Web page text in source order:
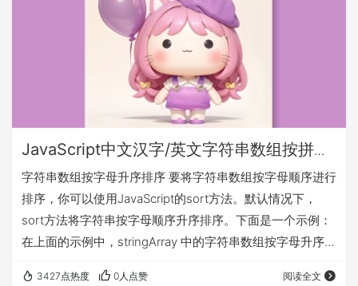
JavaScript中文汉字/英文字符串数组按拼音/
字母排序
字符串数组按字母升序排序 要将字符串数组按字母顺序进行
排序，你可以使用JavaScript的sort方法。默认情况下，
sort方法将字符串按字母顺序升序排序。下面是一个示例：
在上面的示例中，stringArray 中的字符串数组按字母升序排
3427点热度 0人点赞 阅读全文